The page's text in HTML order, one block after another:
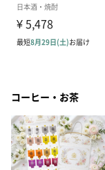
コーヒー・お茶